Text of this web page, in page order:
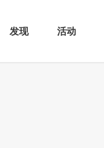
发现
活动